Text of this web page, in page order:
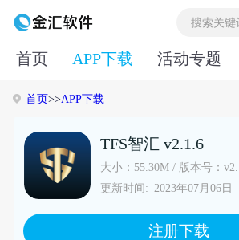
首页 APP下载 活动专题
首页>>APP下载
TFS智汇 v2.1.6
大小：55.30M / 版本号：
更新时间: 2023年07月06日
注册下载